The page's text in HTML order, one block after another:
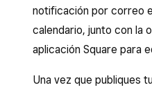
notificación por correo
calendario, junto con la
aplicación Square para
Una vez que publiques